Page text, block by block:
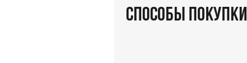
СПОСОБЫ ПОКУПКИ